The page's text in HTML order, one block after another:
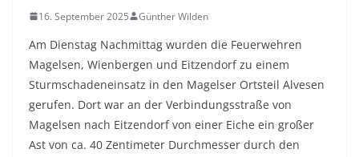
16. September 2025 Günther Wilden
Am Dienstag Nachmittag wurden die Feuerwehren
Magelsen, Wienbergen und Eitzendorf zu einem
Sturmschadeneinsatz in den Magelser Ortsteil Alvesen
gerufen. Dort war an der Verbindungsstraße von
Magelsen nach Eitzendorf von einer Eiche ein großer
Ast von ca. 40 Zentimeter Durchmesser durch den